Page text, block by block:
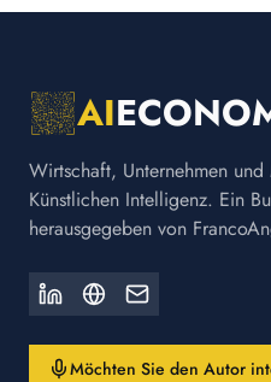
AI
Wirtschaft, Unternehmen
Künstlichen Intelligenz. Ein
herausgegeben von
Möchten Sie den Autor